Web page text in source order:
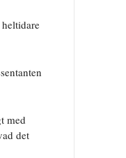
med
det